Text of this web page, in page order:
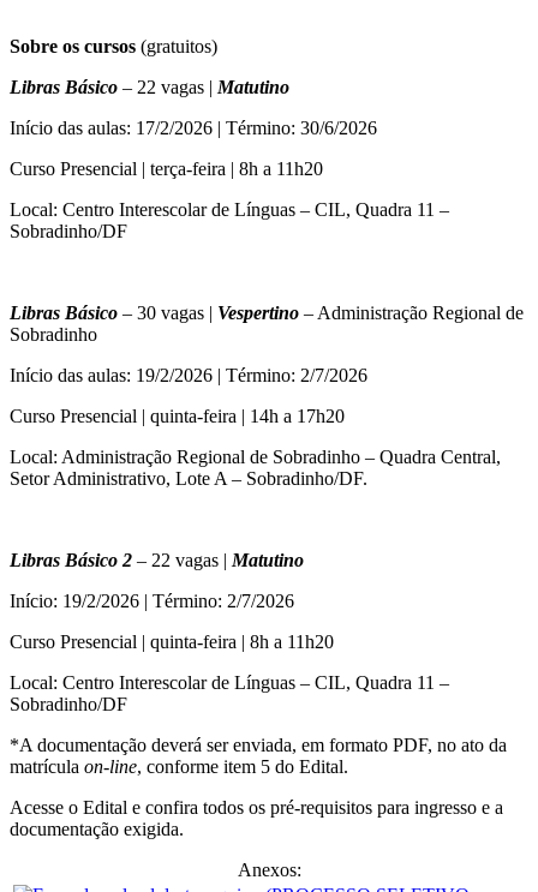
Sobre os cursos (gratuitos)
Libras Básico – 22 vagas | Matutino
Início das aulas: 17/2/2026 | Término: 30/6/2026
Curso Presencial | terça-feira | 8h a 11h20
Local: Centro Interescolar de Línguas – CIL, Quadra 11 –
Sobradinho/DF
Libras Básico – 30 vagas | Vespertino – Administração Regional de
Sobradinho
Início das aulas: 19/2/2026 | Término: 2/7/2026
Curso Presencial | quinta-feira | 14h a 17h20
Local: Administração Regional de Sobradinho – Quadra Central,
Setor Administrativo, Lote A – Sobradinho/DF.
Libras Básico 2 – 22 vagas | Matutino
Início: 19/2/2026 | Término: 2/7/2026
Curso Presencial | quinta-feira | 8h a 11h20
Local: Centro Interescolar de Línguas – CIL, Quadra 11 –
Sobradinho/DF
*A documentação deverá ser enviada, em formato PDF, no ato da
matrícula on-line, conforme item 5 do Edital.
Acesse o Edital e confira todos os pré-requisitos para ingresso e a
documentação exigida.
Anexos: